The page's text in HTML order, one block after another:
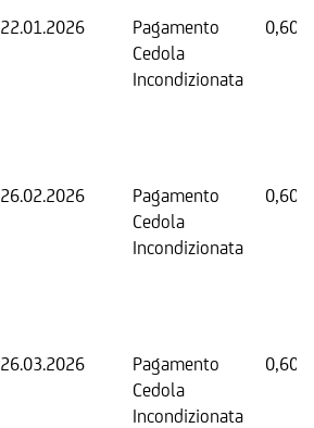
22.01.2026
Pagamento
Cedola
Incondizionata
0,60
26.02.2026
Pagamento
Cedola
Incondizionata
0,60
26.03.2026
Pagamento
Cedola
Incondizionata
0,60